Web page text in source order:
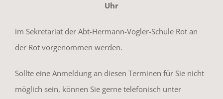
Uhr
im Sekretariat der Abt-Hermann-Vogler-Schule Rot an
der Rot vorgenommen werden.
Sollte eine Anmeldung an diesen Terminen für Sie nicht
möglich sein, können Sie gerne telefonisch unter